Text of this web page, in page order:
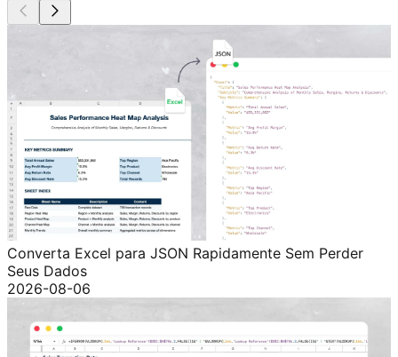
Converta Excel para JSON Rapidamente Sem Perder
Seus Dados
2026-08-06